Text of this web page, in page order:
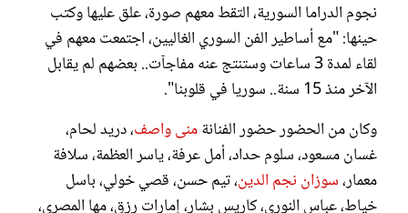
نجوم الدراما السورية، التقط معهم صورة، علق عليها وكتب
حينها: "مع أساطير الفن السوري الغاليين، اجتمعت معهم في
لقاء لمدة 3 ساعات وستنتج عنه مفاجآت.. بعضهم لم يقابل
الآخر منذ 15 سنة.. سوريا في قلوبنا".
وكان من الحضور حضور الفنانةمنى واصف، دريد لحام،
غسان مسعود، سلوم حداد، أمل عرفة، ياسر العظمة، سلافة
معمار،سوزان نجم الدين، تيم حسن، قصي خولي، باسل
خياط، عباس النوري، كاريس بشار، إمارات رزق، مها المصري،
مجلة سيدتي
غلاف رفمي